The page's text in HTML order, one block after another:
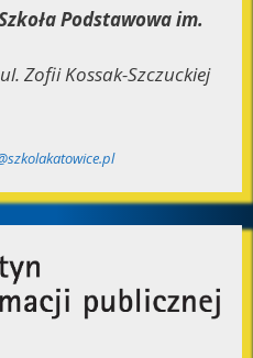
Podstawowa im.
Zofii Kossak-Szczuckiej